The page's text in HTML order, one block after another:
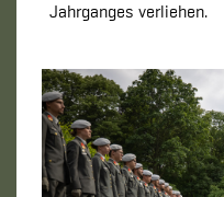
Jahrganges verliehen.